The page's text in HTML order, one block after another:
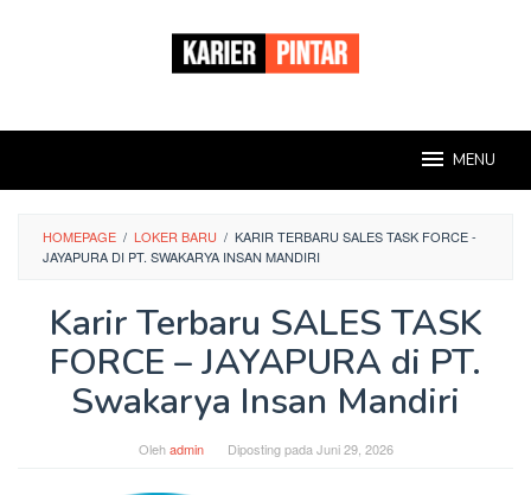
MENU
HOMEPAGE / LOKER BARU / KARIR TERBARU SALES TASK FORCE -
JAYAPURA DI PT. SWAKARYA INSAN MANDIRI
Karir Terbaru SALES TASK
FORCE – JAYAPURA di PT.
Swakarya Insan Mandiri
Olehadmin Diposting pada Juni 29, 2026